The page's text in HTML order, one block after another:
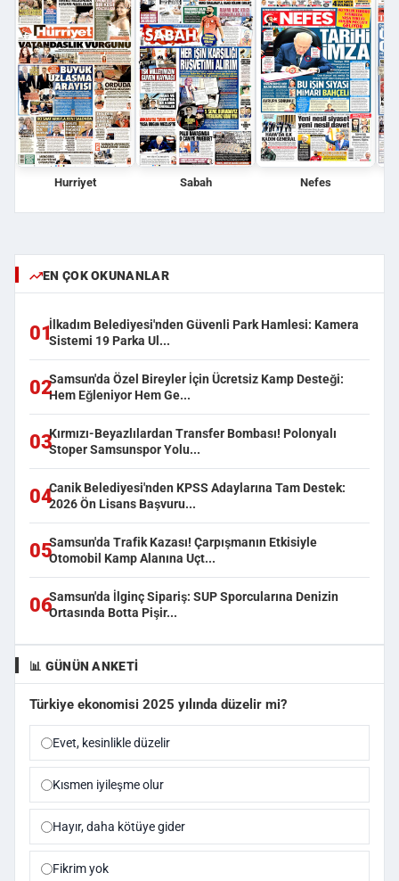
Hurriyet Sabah Nefes
EN ÇOK OKUNANLAR
01İlkadım Belediyesi'nden Güvenli Park Hamlesi: Kamera
Sistemi 19 Parka Ul...
02Samsun'da Özel Bireyler İçin Ücretsiz Kamp Desteği:
Hem Eğleniyor Hem Ge...
03Kırmızı-Beyazlılardan Transfer Bombası! Polonyalı
Stoper Samsunspor Yolu...
04Canik Belediyesi'nden KPSS Adaylarına Tam Destek:
2026 Ön Lisans Başvuru...
05Samsun'da Trafik Kazası! Çarpışmanın Etkisiyle
Otomobil Kamp Alanına Uçt...
06Samsun'da İlginç Sipariş: SUP Sporcularına Denizin
Ortasında Botta Pişir...
📊 GÜNÜN ANKETI
Türkiye ekonomisi 2025 yılında düzelir mi?
Evet, kesinlikle düzelir
Kısmen iyileşme olur
Hayır, daha kötüye gider
Fikrim yok